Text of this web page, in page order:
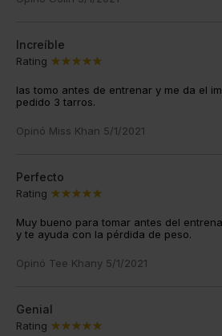
Increíble
Rating
las tomo antes de entrenar y me da el
pedido 3 tarros.
Opinó Miss Khan 5/1/2021
Perfecto
Rating
Muy bueno para tomar antes del
y te ayuda con la pérdida de peso.
Opinó Tee Khany 5/1/2021
Genial
Rating